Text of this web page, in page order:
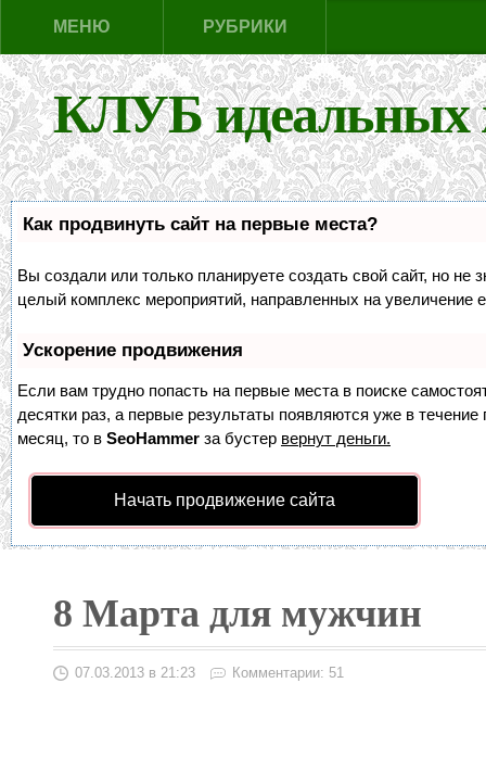
МЕНЮ РУБРИКИ
КЛУБ идеальных
Как продвинуть сайт на первые места?
Вы создали или только планируете создать свой сайт, но не
целый комплекс мероприятий, направленных на увеличение
Ускорение продвижения
Если вам трудно попасть на первые места в поиске
десятки раз, а первые результаты появляются уже в
месяц, то в SeoHammer за бустер вернут деньги.
Начать продвижение сайта
8 Марта для мужчин
07.03.2013 в 21:23 Комментарии: 51